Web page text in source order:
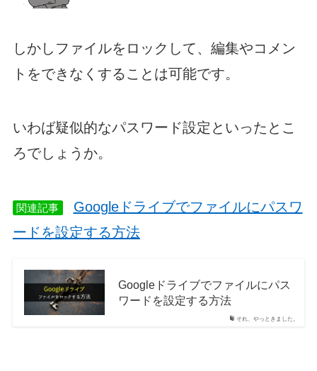
しかしファイルをロックして、編集やコメン
トをできなくすることは可能です。
いわば疑似的なパスワード設定といったとこ
ろでしょうか。
関連記事
Googleドライブでファイルにパスワ
ードを設定する方法
それ、やっときました。
Googleドライブでファイルにパス
ワードを設定する方法